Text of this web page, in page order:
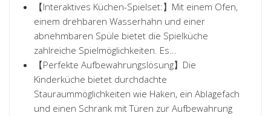
【Interaktives Küchen-Spielset:】Mit einem Ofen,
einem drehbaren Wasserhahn und einer
abnehmbaren Spüle bietet die Spielküche
zahlreiche Spielmöglichkeiten. Es...
【Perfekte Aufbewahrungslösung】Die
Kinderküche bietet durchdachte
Stauraummöglichkeiten wie Haken, ein Ablagefach
und einen Schrank mit Türen zur Aufbewahrung